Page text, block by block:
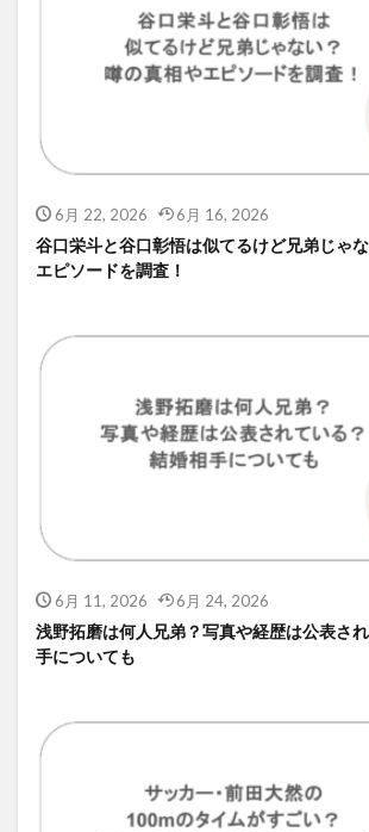
6月 22, 2026 6月 16, 2026
谷口栄斗と谷口彰悟は似てるけど兄弟じゃ
エピソードを調査！
6月 11, 2026 6月 24, 2026
浅野拓磨は何人兄弟？写真や経歴は公表さ
手についても